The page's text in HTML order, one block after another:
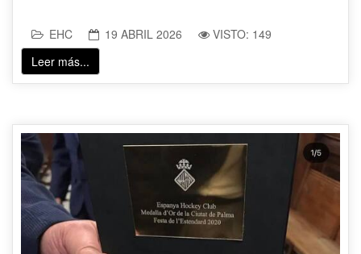
EHC 19 ABRIL 2026
VISTO: 149
Leer más...